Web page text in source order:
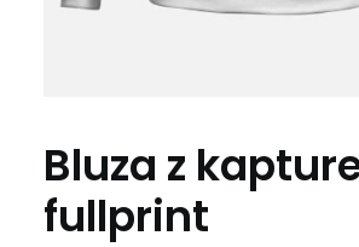
Bluza z
fullprint